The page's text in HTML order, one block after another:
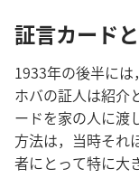
証言カード
1933年の後半に
ホバの証人は紹介
ードを家の人に渡
方法は，当時それ
者にとって特に大